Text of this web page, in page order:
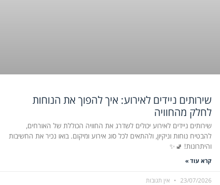
שירותים ניידים לאירוע: איך להפוך את הנוחות
לחלק מהחוויה
שירותים ניידים לאירוע יכולים לשדרג את החוויה הכוללת של האורחים,
להבטיח נוחות וניקיון, ולהתאים לכל סוג אירוע ומיקום. בואו נכיר את החשיבות
והיתרונות! 🚽✨
קרא עוד »
23/07/2026 אין תגובות